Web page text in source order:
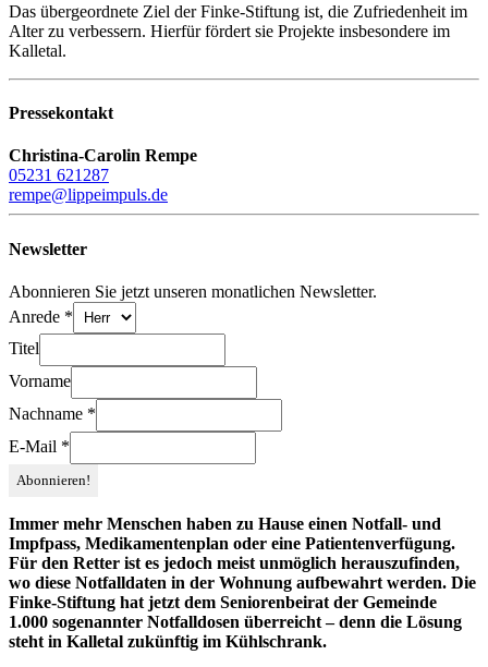
Das übergeordnete Ziel der Finke-Stiftung ist, die Zufriedenheit im
Alter zu verbessern. Hierfür fördert sie Projekte insbesondere im
Kalletal.
Pressekontakt
Christina-Carolin Rempe
05231 621287
rempe@lippeimpuls.de
Newsletter
Abonnieren Sie jetzt unseren monatlichen Newsletter.
Anrede *
Titel
Vorname
Nachname *
E-Mail *
Immer mehr Menschen haben zu Hause einen Notfall- und
Impfpass, Medikamentenplan oder eine Patientenverfügung.
Für den Retter ist es jedoch meist unmöglich herauszufinden,
wo diese Notfalldaten in der Wohnung aufbewahrt werden. Die
Finke-Stiftung hat jetzt dem Seniorenbeirat der Gemeinde
1.000 sogenannter Notfalldosen überreicht – denn die Lösung
steht in Kalletal zukünftig im Kühlschrank.